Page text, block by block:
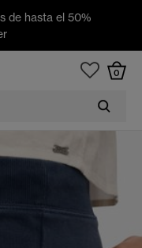
de hasta el 50%
0